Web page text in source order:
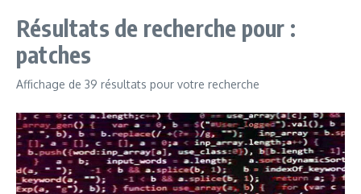
Résultats de recherche pour :
patches
Affichage de 39 résultats pour votre recherche